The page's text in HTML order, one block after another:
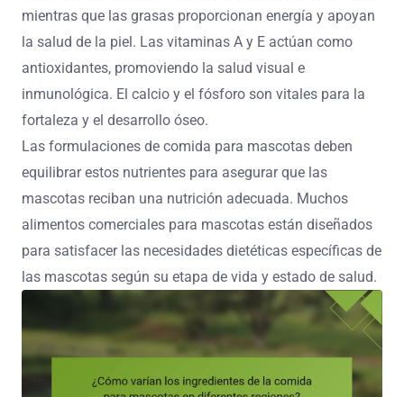
mientras que las grasas proporcionan energía y apoyan
la salud de la piel. Las vitaminas A y E actúan como
antioxidantes, promoviendo la salud visual e
inmunológica. El calcio y el fósforo son vitales para la
fortaleza y el desarrollo óseo.
Las formulaciones de comida para mascotas deben
equilibrar estos nutrientes para asegurar que las
mascotas reciban una nutrición adecuada. Muchos
alimentos comerciales para mascotas están diseñados
para satisfacer las necesidades dietéticas específicas de
las mascotas según su etapa de vida y estado de salud.